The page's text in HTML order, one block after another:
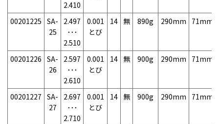
2.410
00201225 SA-
25
2.497
･･･
2.510
0.001
とび
14 無 890g 290mm 71mm
00201226 SA-
26
2.597
･･･
2.610
0.001
とび
14 無 900g 290mm 71mm
00201227 SA-
27
2.697
･･･
2.710
0.001
とび
14 無 900g 290mm 71mm